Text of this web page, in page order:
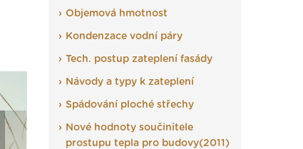
Seriál: Fasády ETICS a
vše podstatné v kostce ›
ji tady klidně poptejte ›
Objemová hmotnost
Kondenzace vodní páry
Tech. postup zateplení fasády
Návody a typy k zateplení
Spádování ploché střechy
Nové hodnoty součinitele
prostupu tepla pro budovy(2011)